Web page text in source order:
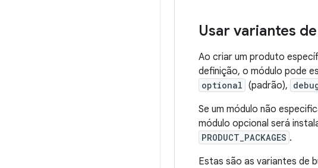
Usar variantes
Ao criar um produto
definição, o módulo pode
optional (padrão),
Se um módulo não
módulo opcional será
PRODUCT_PACKAGES .
Estas são as variantes de